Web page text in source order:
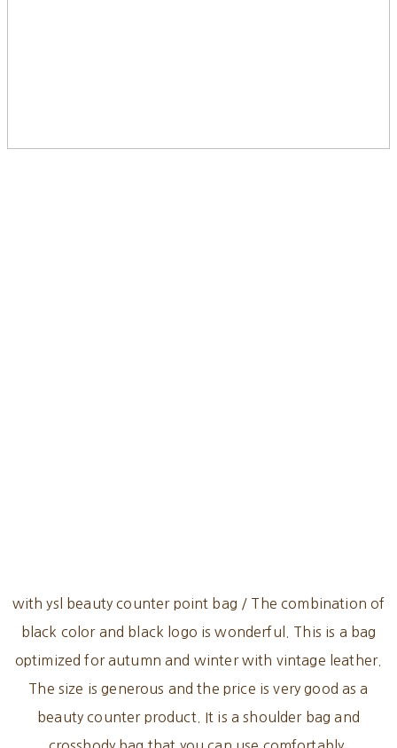
with ysl beauty counter point bag / The combination of
black color and black logo is wonderful. This is a bag
optimized for autumn and winter with vintage leather.
The size is generous and the price is very good as a
beauty counter product. It is a shoulder bag and